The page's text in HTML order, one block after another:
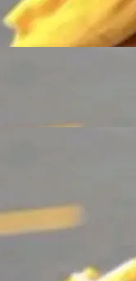
终端云业务商业化销售负
游戏开发者的核心诉求
道”，而是一套能够持续
X3D延续技嘉在X3
，旨在为游戏玩家带来
择。 B850 AORUS ELI
景释放处理器潜力，
布专员与 AI 审
点不是 AI 写得不够
好到审查排期从两天的
说 AI 把瓶颈从写代码
。作为一个原生的 Gra
feat(zero)：Zero 现
（token=...;whitelist
格式一致，并据此对其
权。 <blockquote> <p>
竹签，一个竹筒，一头
来，竹膜震动，发出“哇
来越难找了，有开发者
放在 zhuzhiliao.imsai.c
学影像数据要素
注，张医生过去需要约1